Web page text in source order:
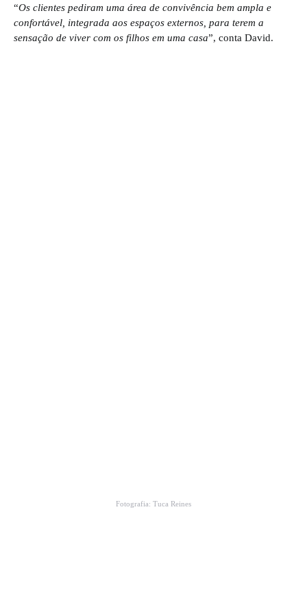
“Os clientes pediram uma área de convivência bem ampla e
confortável, integrada aos espaços externos, para terem a
sensação de viver com os filhos em uma casa”, conta David.
Fotografia: Tuca Reines